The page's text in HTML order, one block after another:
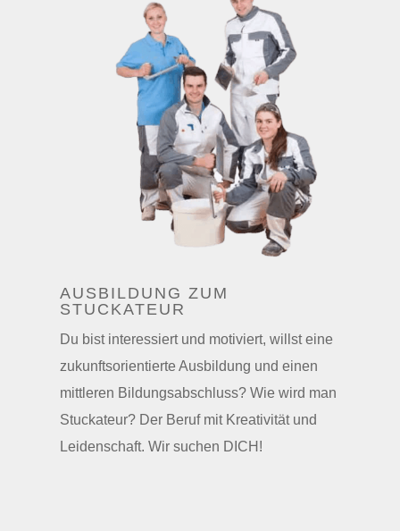
AUSBILDUNG ZUM
STUCKATEUR
Du bist interessiert und motiviert, willst eine
zukunftsorientierte Ausbildung und einen
mittleren Bildungsabschluss? Wie wird man
Stuckateur? Der Beruf mit Kreativität und
Leidenschaft. Wir suchen DICH !